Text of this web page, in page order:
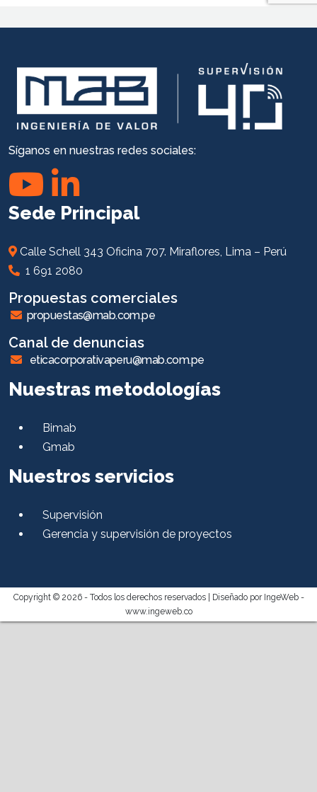
Síganos en nuestras redes sociales:
Sede Principal
Calle Schell 343 Oficina 707. Miraflores, Lima – Perú
1 691 2080
Propuestas comerciales
propuestas@mab.com.pe
Canal de denuncias
eticacorporativaperu@mab.com.pe
Nuestras metodologías
Bimab
Gmab
Nuestros servicios
Supervisión
Gerencia y supervisión de proyectos
Copyright © 2026 - Todos los derechos reservados |
Diseñado por IngeWeb -
www.ingeweb.co